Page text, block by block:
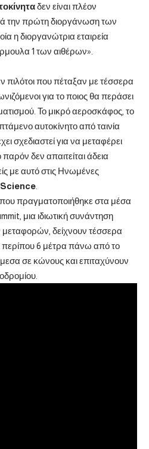
δεν είναι πλέον
την πρώτη διοργάνωση των
η διοργανώτρια εταιρεία
1 των αιθέρων».
πιλότοι που πέταξαν με τέσσερα
για το ποιος θα περάσει
Το μικρό αεροσκάφος, το
αυτοκίνητο από ταινία
σχεδιαστεί για να μεταφέρει
δεν απαιτείται άδεια
με αυτό στις Ηνωμένες
πραγματοποιήθηκε στα μέσα
μια ιδιωτική συνάντηση
δείχνουν τέσσερα
6 μέτρα πάνω από το
σε κώνους και επιταχύνουν